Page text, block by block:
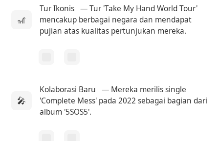
🎢
Tur Ikonis — Tur 'Take My Hand World Tour'
mencakup berbagai negara dan mendapat
pujian atas kualitas pertunjukan mereka.
🎤
Kolaborasi Baru
— Mereka merilis single
'Complete Mess' pada 2022 sebagai bagian dari
album '5SOS5'.